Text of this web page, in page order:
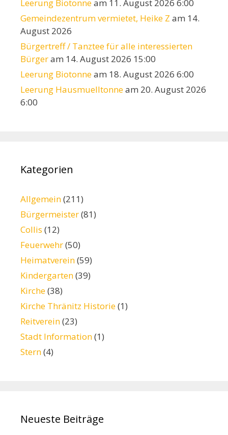
Leerung Biotonneam 11. August 2026 6:00
Gemeindezentrum vermietet, Heike Z am 14.
August 2026
Bürgertreff / Tanztee für alle interessierten
Bürgeram 14. August 2026 15:00
Leerung Biotonneam 18. August 2026 6:00
Leerung Hausmuelltonneam 20. August 2026
6:00
Kategorien
Allgemein(211)
Bürgermeister(81)
Collis (12)
Feuerwehr(50)
Heimatverein(59)
Kindergarten(39)
Kirche(38)
Kirche Thränitz Historie(1)
Reitverein(23)
Stadt Information(1)
Stern(4)
Neueste Beiträge